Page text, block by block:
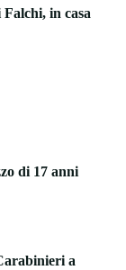
in casa
di 17 anni
a